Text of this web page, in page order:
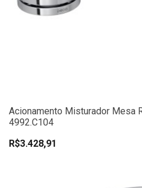
Acionamento Misturador Mesa
4992.C104
R$3.428,91